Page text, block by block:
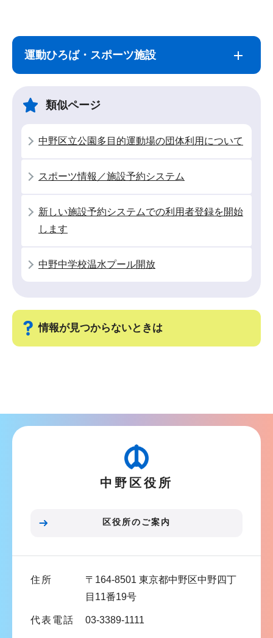
こ
運動ひろば・スポーツ施設
類似ページ
中野区立公園多目的運動場の団体利用について
スポーツ情報／施設予約システム
新しい施設予約システムでの利用者登録を開始
します
中野中学校温水プール開放
情報が見つからないときは
ゲ
ま
中野区役所
区役所のご案内
住所
〒164-8501 東京都中野区中野四丁
目11番19号
代表電話 03-3389-1111